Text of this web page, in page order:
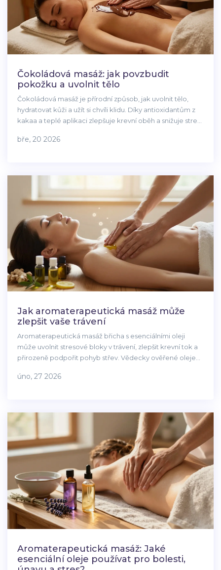
Čokoládová masáž: jak povzbudit
pokožku a uvolnit tělo
Čokoládová masáž je přírodní způsob, jak uvolnit tělo,
hydratovat kůži a užít si chvíli klidu. Díky antioxidantům z
kakaa a teplé aplikaci zlepšuje krevní oběh a snižuje stres.
bře, 20 2026
Jak aromaterapeutická masáž může
zlepšit vaše trávení
Aromaterapeutická masáž břicha s esenciálními oleji
může uvolnit stresové bloky v trávení, zlepšit krevní tok a
přirozeně podpořit pohyb střev. Vědecky ověřené oleje
nepříjemném pocitu po jídle.
úno, 27 2026
Aromaterapeutická masáž: Jaké
esenciální oleje používat pro bolesti,